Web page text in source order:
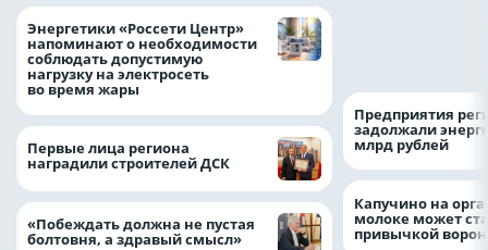
Энергетики «Россети Центр»
напоминают о необходимости
соблюдать допустимую
нагрузку на электросеть
во время жары
Первые лица региона
наградили строителей ДСК
«Побеждать должна не пустая
болтовня, а здравый смысл»
Предприятия
задолжали
млрд рублей
Капучино на
молоке может
привычкой